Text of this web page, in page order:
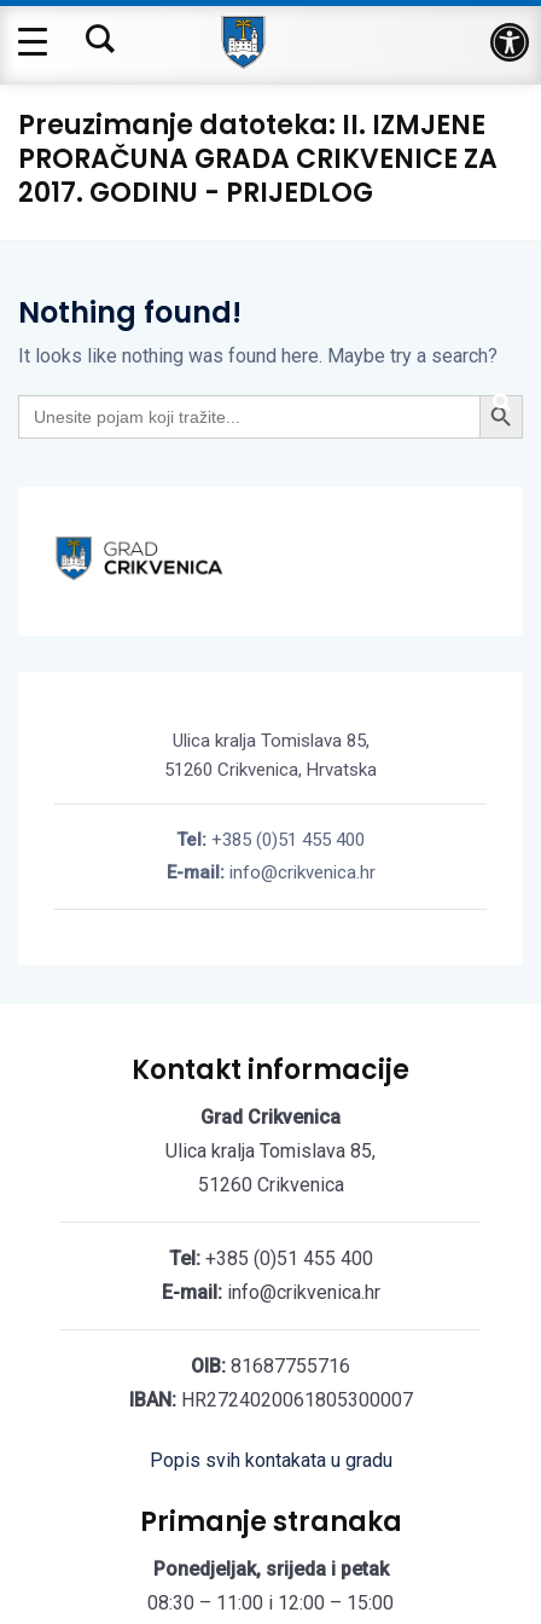
Preuzimanje datoteka: II. IZMJENE
PRORAČUNA GRADA CRIKVENICE ZA
2017. GODINU - PRIJEDLOG
Nothing found!
It looks like nothing was found here. Maybe try a search?
Search
for:
Search Button
Ulica kralja Tomislava 85,
51260 Crikvenica, Hrvatska
Tel: +385 (0)51 455 400
E-mail:info@crikvenica.hr
Kontakt informacije
Grad Crikvenica
Ulica kralja Tomislava 85,
51260 Crikvenica
Tel:+385 (0)51 455 400
E-mail:info@crikvenica.hr
OIB: 81687755716
IBAN:HR2724020061805300007
Popis svih kontakata u gradu
Primanje stranaka
Ponedjeljak, srijeda i petak
08:30 – 11:00 i 12:00 – 15:00